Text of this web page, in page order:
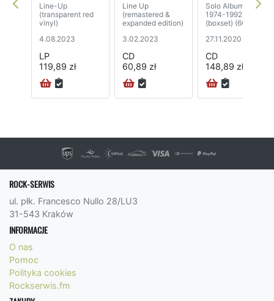
Line-Up
(transparent red
vinyl)
4.08.2023
LP
119,89 zł
Line Up
(remastered &
expanded edition)
3.02.2023
CD
60,89 zł
Solo Albums
1974-1992
(boxset) (6CD)
27.11.2020
CD
148,89 zł
ROCK-SERWIS
ul. płk. Francesco Nullo 28/LU3
31-543 Kraków
INFORMACJE
O nas
Pomoc
Polityka cookies
Rockserwis.fm